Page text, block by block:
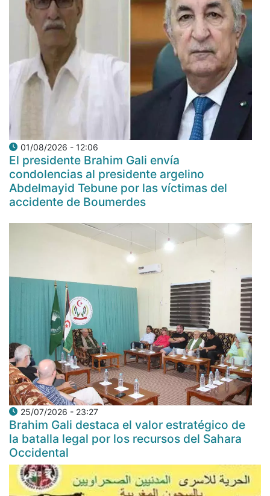
01/08/2026 - 12:06
El presidente Brahim Gali envía
condolencias al presidente argelino
Abdelmayid Tebune por las víctimas del
accidente de Boumerdes
25/07/2026 - 23:27
Brahim Gali destaca el valor estratégico de
la batalla legal por los recursos del Sahara
Occidental